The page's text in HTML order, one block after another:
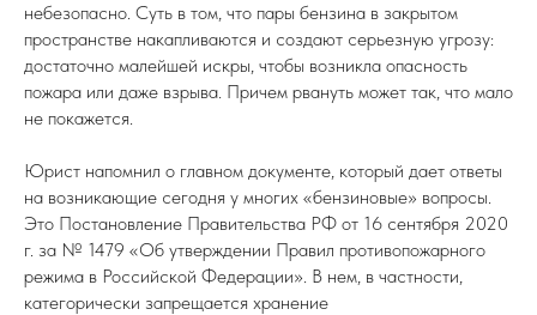
небезопасно. Суть в том, что пары бензина в закрытом
пространстве накапливаются и создают серьезную угрозу:
достаточно малейшей искры, чтобы возникла опасность
пожара или даже взрыва. Причем рвануть может так, что мало
не покажется.
Юрист напомнил о главном документе, который дает ответы
на возникающие сегодня у многих «бензиновые» вопросы.
Это Постановление Правительства РФ от 16 сентября 2020
г. за № 1479 «Об утверждении Правил противопожарного
режима в Российской Федерации». В нем, в частности,
категорически запрещается хранение